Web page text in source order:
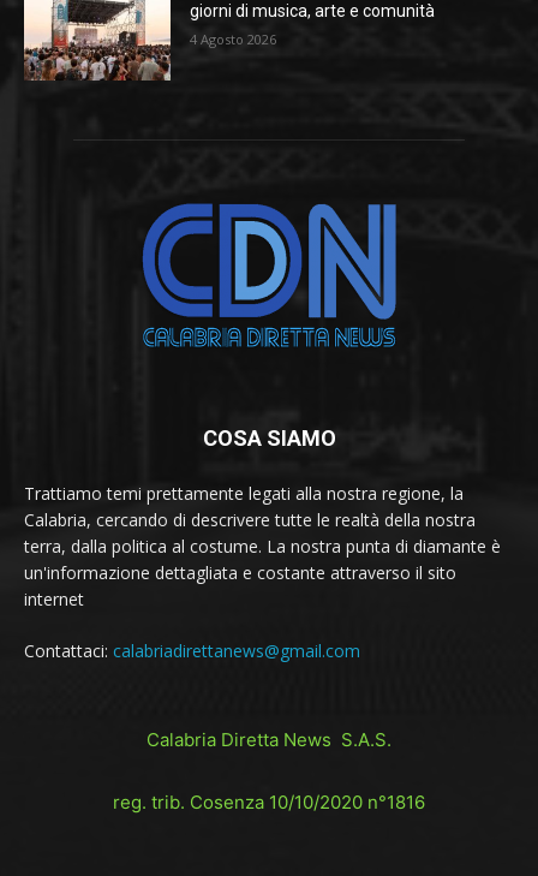
giorni di musica, arte e comunità
4 Agosto 2026
COSA SIAMO
Trattiamo temi prettamente legati alla nostra regione, la
Calabria, cercando di descrivere tutte le realtà della nostra
terra, dalla politica al costume. La nostra punta di diamante è
un'informazione dettagliata e costante attraverso il sito
internet
Contattaci: calabriadirettanews@gmail.com
Calabria Diretta News S.A.S.
reg. trib. Cosenza 10/10/2020 n°1816